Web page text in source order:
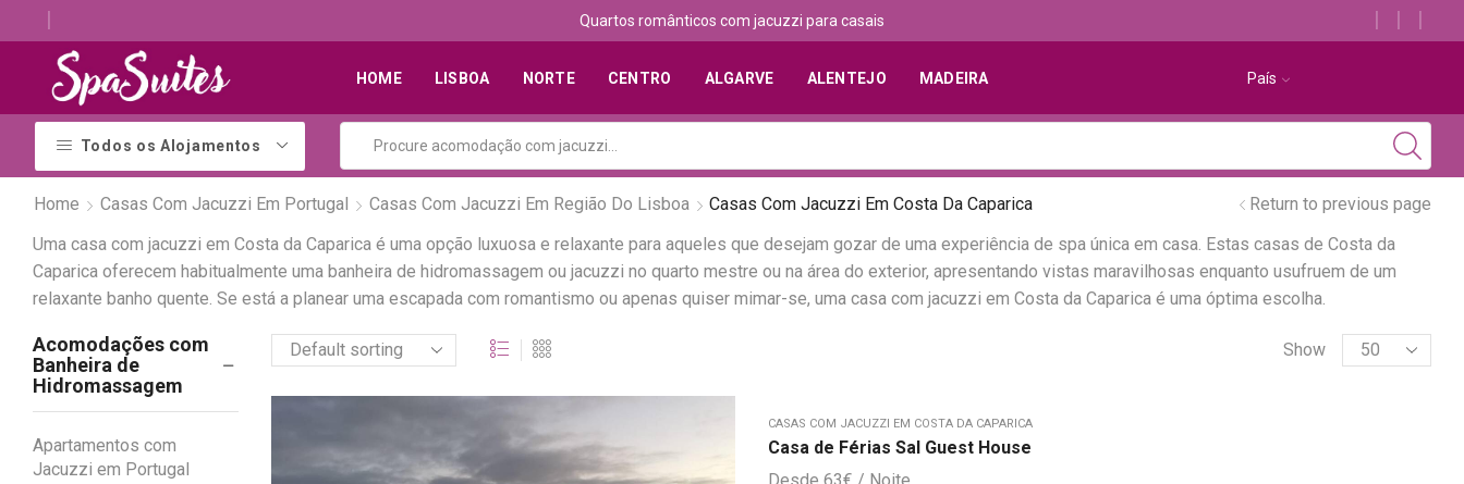
Quartos românticos com jacuzzi para casais
HOME LISBOA NORTE CENTRO ALGARVE ALENTEJO MADEIRA País
Todos os Alojamentos
Home Casas Com Jacuzzi Em Portugal Casas Com Jacuzzi Em Região Do Lisboa Casas Com Jacuzzi Em Costa Da Caparica
Return to previous page
Uma casa com jacuzzi em Costa da Caparica é uma opção luxuosa e relaxante para aqueles que desejam gozar de uma experiência de spa única em casa. Estas casas de Costa da
Caparica oferecem habitualmente uma banheira de hidromassagem ou jacuzzi no quarto mestre ou na área do exterior, apresentando vistas maravilhosas enquanto usufruem de um
relaxante banho quente. Se está a planear uma escapada com romantismo ou apenas quiser mimar-se, uma casa com jacuzzi em Costa da Caparica é uma óptima escolha.
Show
CASAS COM JACUZZI EM COSTA DA CAPARICA
Casa de Férias Sal Guest House
Acomodações com
Banheira de
Hidromassagem
Apartamentos com
Jacuzzi em Portugal